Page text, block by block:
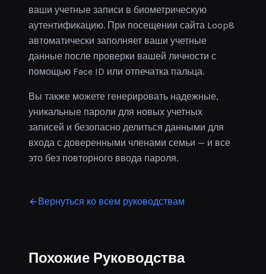
ваши учетные записи в биометрическую
аутентификацию. При посещении сайта Loop8
автоматически заполняет ваши учетные
данные после проверки вашей личности с
помощью Face ID или отпечатка пальца.
Вы также можете генерировать надежные,
уникальные пароли для новых учетных
записей и безопасно делиться данными для
входа с доверенными членами семьи — и все
это без повторного ввода пароля.
Вернуться ко всем руководствам
Похожие Руководства